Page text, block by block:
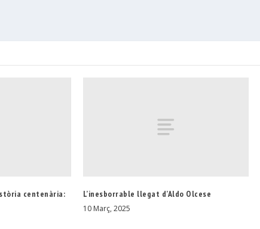
centenària:
L’inesborrable llegat d’Aldo Olcese
10 Març, 2025